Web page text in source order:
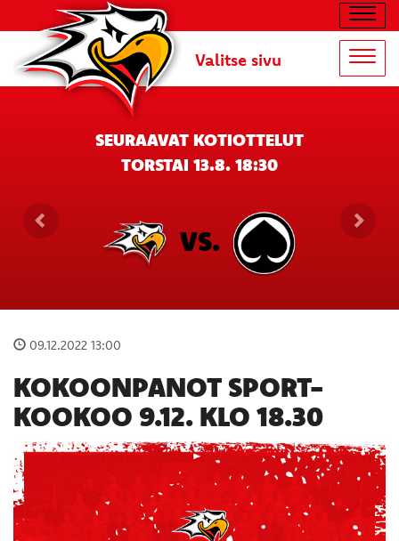
Valitse sivu
SEURAAVAT KOTIOTTELUT
TORSTAI 13.8. 18:30
VS.
09.12.2022 13:00
KOKOONPANOT SPORT-
KOOKOO 9.12. KLO 18.30